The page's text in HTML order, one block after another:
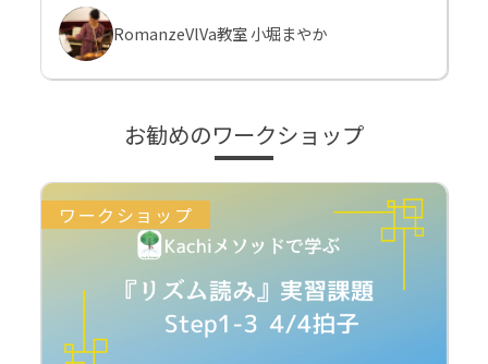
RomanzeVlVa教室 小堀まやか
お勧めのワークショップ
ワークショップ